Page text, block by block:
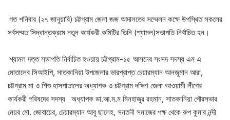
গত শনিবার (২৭ জানুয়ারি) চট্টগ্রাম জেলা জজ আদালতের সম্মেলন কক্ষে উপস্থিত সকলের
সর্বসম্মত সিদ্ধান্তক্রমে নতুন কার্যকরী কমিটির তিনি (শ্যামল)সভাপতি নির্বাচিত হন।
শ্যামল দত্ত সভাপতি নির্বাচিত হওয়ায় চট্টগ্রাম-১৫ আসনের সংসদ সদস্য এম এ
মোতালেব সিআইপি, সাতকানিয়া উপজেলার ভারপ্রাপ্ত চেয়ারম্যান আনজুমান আরা,
চট্টগ্রাম মা ও শিশু হাসপাতালের অধ্যাপক ও চট্টগ্রাম দক্ষিণ জেলা আওয়ামী লীগের
কার্যকরী পরিষদের সদস্য অধ্যাপক ডা.আ.ম.ম মিনহাজুর রহমান, সাতকানিয়া পৌরসভার
মেয়র মো. জোবায়ের, চেয়ারম্যান আবু ছালেহ, সনতনী সমাজের পক্ষ থেকে রুপ কুমার নন্দী